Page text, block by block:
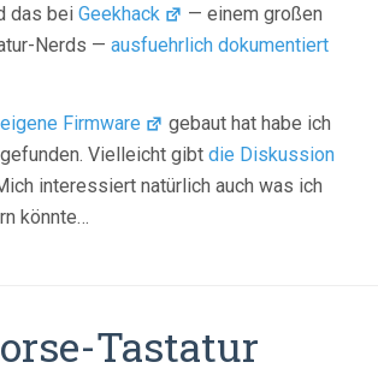
das bei Geekhack
— einem großen
Nerds — ausfuehrlich dokumentiert
eigene Firmware
gebaut hat habe ich
Vielleicht gibt die Diskussion
interessiert natürlich auch was ich
könnte…
Tastatur